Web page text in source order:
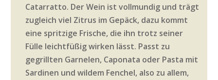
Catarratto. Der Wein ist vollmundig und trägt
zugleich viel Zitrus im Gepäck, dazu kommt
eine spritzige Frische, die ihn trotz seiner
Fülle leichtfüßig wirken lässt. Passt zu
gegrillten Garnelen, Caponata oder Pasta mit
Sardinen und wildem Fenchel, also zu allem,